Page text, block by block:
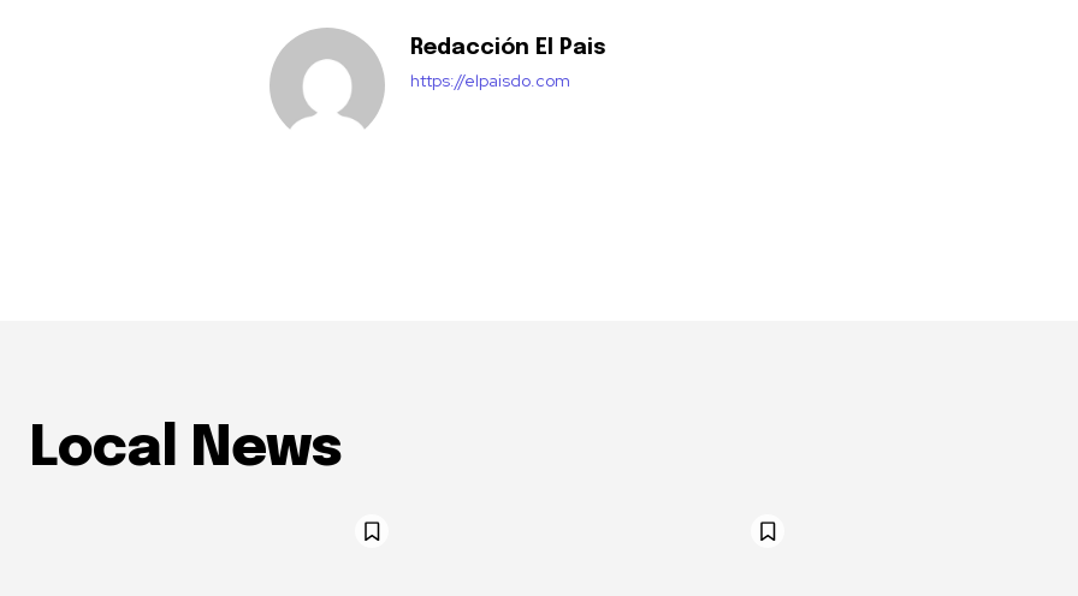
Redacción El Pais
https://elpaisdo.com
Local News